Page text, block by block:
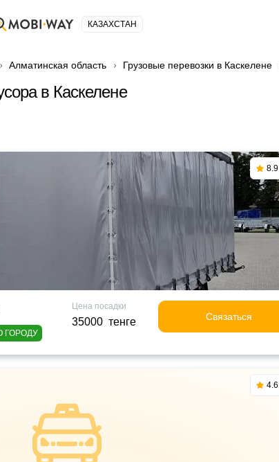
КАЗАХСТАН
Алматинская область Грузовые перевозки в Каскелене
в Каскелене
8.9
ГОРОДУ
Цена посадки
35000 тенге Связаться
4.6